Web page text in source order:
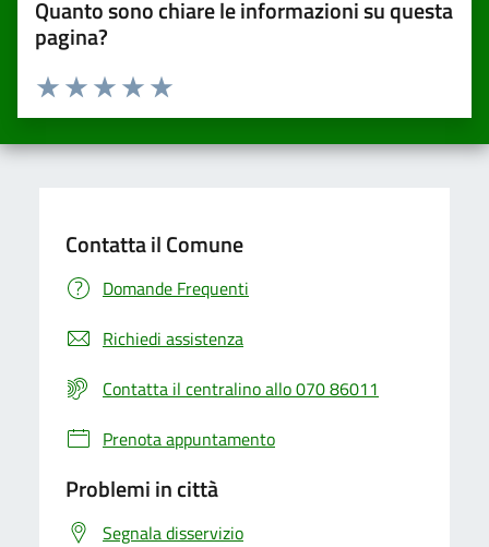
Quanto sono chiare le informazioni su questa
pagina?
Valuta da 1 a 5 stelle la pagina
Valuta 5 stelle su 5
Valuta 4 stelle su 5
Valuta 3 stelle su 5
Valuta 2 stelle su 5
Valuta una stella su 5
Contatta il Comune
Domande Frequenti
Richiedi assistenza
Contatta il centralino allo 070 86011
Prenota appuntamento
Problemi in città
Segnala disservizio